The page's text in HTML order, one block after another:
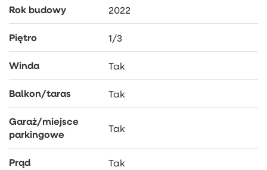
ZAPRASZAM NA PREZENTACJĘ!
Rok budowy 2022
Piętro 1/3
Winda Tak
Balkon/taras Tak
Garaż/miejsce
parkingowe
Tak
Prąd Tak